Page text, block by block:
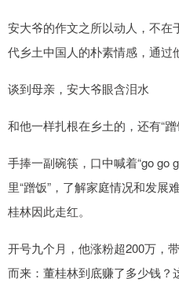
安大爷的作文之所以动人，不在
代乡土中国人的朴素情感，通过
谈到母亲，安大爷眼含泪水
和他一样扎根在乡土的，还有“蹭
手捧一副碗筷，口中喊着“go go
里“蹭饭”，了解家庭情况和发展
桂林因此走红。
开号九个月，他涨粉超200万，
而来：董桂林到底赚了多少钱？